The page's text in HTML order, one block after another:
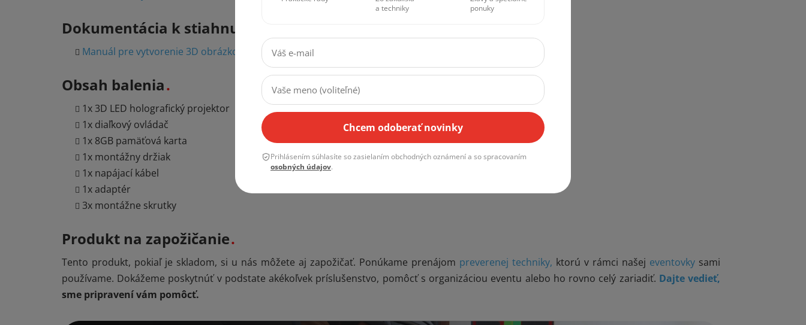
Dokumentácia k stiahnutiu
Manuál pre vytvorenie 3D obrázkov
Obsah balenia
1x 3D LED holografický projektor
1x diaľkový ovládač
1x 8GB pamäťová karta
1x montážny držiak
1x napájací kábel
1x adaptér
3x montážne skrutky
Produkt na zapožičanie
Tento produkt, pokiaľ je skladom, si u nás môžete aj zapožičať. Ponúkame prenájom preverenej techniky, ktorú v rámci našej eventovky sami
používame. Dokážeme poskytnúť v podstate akékoľvek príslušenstvo, pomôcť s organizáciou eventu alebo ho rovno celý zariadiť. Dajte vedieť,
sme pripravení vám pomôcť.
a techniky
ponuky
Chcem odoberať novinky
Prihlásením súhlasíte so zasielaním obchodných oznámení a so spracovaním
osobných údajov.